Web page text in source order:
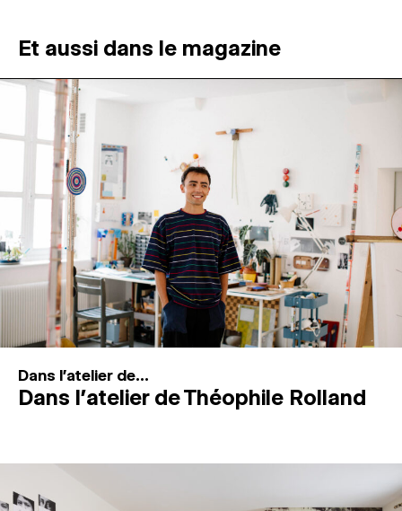
ATELIERS OUVERTS
PROGRAMMATION
MAGAZINE
ESPACES DE PRATIQUE ARTISTIQUE ↓
Recherche
Connexion
Et aussi dans le magazine
Dans l'atelier de...
Dans l’atelier de Théophile Rolland